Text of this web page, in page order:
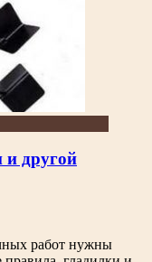
и другой
работ нужны